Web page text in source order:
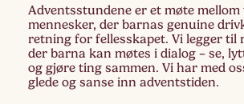
Adventsstundene er et møte
mennesker, der barnas genuine
retning for fellesskapet. Vi legger til
der barna kan møtes i dialog – se,
og gjøre ting sammen. Vi har med
glede og sanse inn adventstiden.